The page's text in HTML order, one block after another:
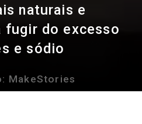
naturais e
fugir do excesso
e sódio
MakeStories